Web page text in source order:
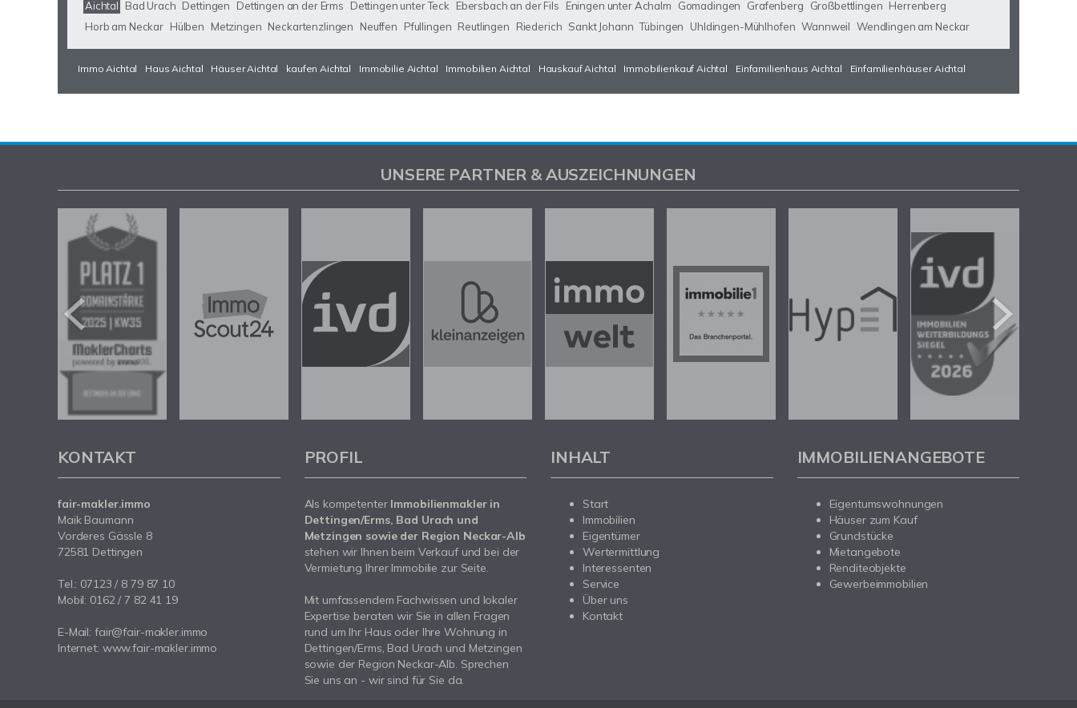
Aichtal Bad Urach Dettingen Dettingen an der Erms Dettingen unter Teck Ebersbach an der Fils Eningen unter Achalm Gomadingen Grafenberg Großbettlingen Herrenberg
Horb am Neckar Hülben Metzingen Neckartenzlingen Neuffen Pfullingen Reutlingen Riederich Sankt Johann Tübingen Uhldingen-Mühlhofen Wannweil Wendlingen am Neckar
Immo Aichtal Haus Aichtal Häuser Aichtal kaufen Aichtal Immobilie Aichtal Immobilien Aichtal Hauskauf Aichtal Immobilienkauf Aichtal Einfamilienhaus Aichtal Einfamilienhäuser Aichtal
UNSERE PARTNER & AUSZEICHNUNGEN
KONTAKT
fair-makler.immo
Maik Baumann
Vorderes Gässle 8
72581 Dettingen
Tel.: 07123 / 8 79 87 10
Mobil: 0162 / 7 82 41 19
E-Mail: fair@fair-makler.immo
Internet: www.fair-makler.immo
PROFIL
Als kompetenter Immobilienmakler in
Dettingen/Erms, Bad Urach und
Metzingen sowie der Region Neckar-Alb
stehen wir Ihnen beim Verkauf und bei der
Vermietung Ihrer Immobilie zur Seite.
Mit umfassendem Fachwissen und lokaler
Expertise beraten wir Sie in allen Fragen
rund um Ihr Haus oder Ihre Wohnung in
Dettingen/Erms, Bad Urach und Metzingen
sowie der Region Neckar-Alb. Sprechen
Sie uns an - wir sind für Sie da.
INHALT
Start
Immobilien
Eigentümer
Wertermittlung
Interessenten
Service
Über uns
Kontakt
IMMOBILIENANGEBOTE
Eigentumswohnungen
Häuser zum Kauf
Grundstücke
Mietangebote
Renditeobjekte
Gewerbeimmobilien